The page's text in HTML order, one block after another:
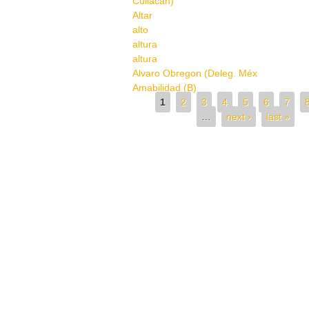
Altar
alto
altura
altura
Alvaro Obregon (Deleg. Méx
Amabilidad (B)
Pages
1 2 3 4 5 6 7
next › last »